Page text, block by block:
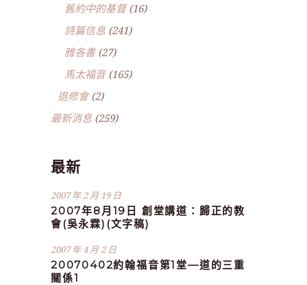
舊約中的基督(16)
詩篇信息 (241)
雅各書(27)
馬太福音(165)
退修會(2)
最新消息 (259)
最新
2007 年 2 月 19 日
2007年8月19日 創堂講道：歸正的教
會(吳永霖)(文字稿)
2007 年 4 月 2 日
20070402約翰福音第1堂—道的三重
關係1